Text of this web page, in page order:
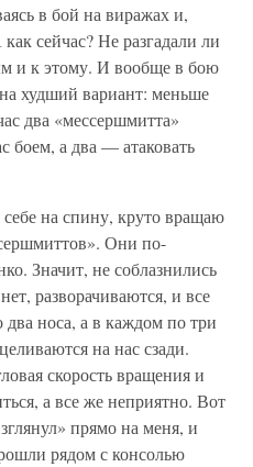
в бой на виражах и,
сейчас? Не разгадали ли
и к этому. И вообще в бою
худший вариант: меньше
два «мессершмитта»
боем, а два — атаковать
на спину, круто вращаю
Они по-
Значит, не соблазнились
раз­ворачиваются, и все
носа, а в каж­дом по три
на нас сзади.
скорость вращения и
а все же неприятно. Вот
прямо на меня, и
рядом с консолью